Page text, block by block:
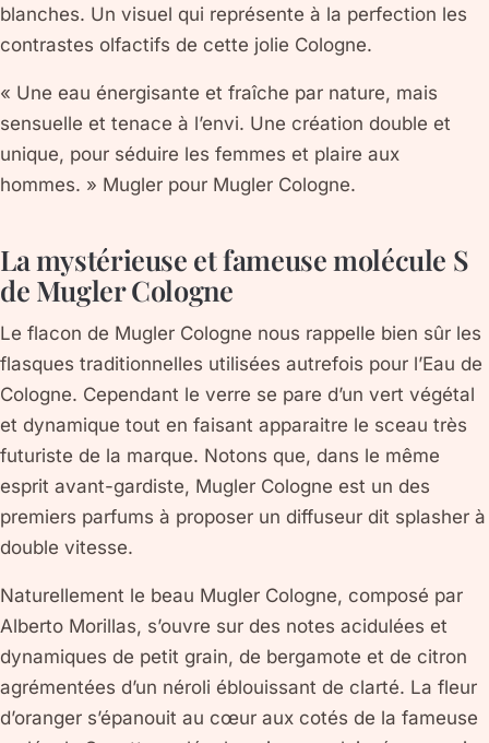
blanches. Un visuel qui représente à la perfection les
contrastes olfactifs de cette jolie Cologne.
« Une eau énergisante et fraîche par nature, mais
sensuelle et tenace à l’envi. Une création double et
unique, pour séduire les femmes et plaire aux
hommes. » Mugler pour Mugler Cologne.
La mystérieuse et fameuse molécule S
de Mugler Cologne
Le flacon de Mugler Cologne nous rappelle bien sûr les
flasques traditionnelles utilisées autrefois pour l’Eau de
Cologne. Cependant le verre se pare d’un vert végétal
et dynamique tout en faisant apparaitre le sceau très
futuriste de la marque. Notons que, dans le même
esprit avant-gardiste, Mugler Cologne est un des
premiers parfums à proposer un diffuseur dit splasher à
double vitesse.
Naturellement le beau Mugler Cologne, composé par
Alberto Morillas, s’ouvre sur des notes acidulées et
dynamiques de petit grain, de bergamote et de citron
agrémentées d’un néroli éblouissant de clarté. La fleur
d’oranger s’épanouit au cœur aux cotés de la fameuse